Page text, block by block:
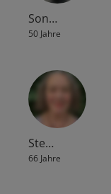
Son…
50 Jahre
Ste…
66 Jahre